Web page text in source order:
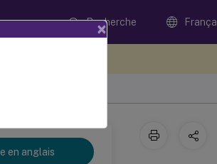
Recherche
en anglais
×